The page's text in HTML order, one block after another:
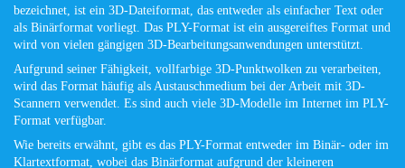
bezeichnet, ist ein 3D-Dateiformat, das entweder als einfacher Text oder
als Binärformat vorliegt. Das PLY-Format ist ein ausgereiftes Format und
wird von vielen gängigen 3D-Bearbeitungsanwendungen unterstützt.
Aufgrund seiner Fähigkeit, vollfarbige 3D-Punktwolken zu verarbeiten,
wird das Format häufig als Austauschmedium bei der Arbeit mit 3D-
Scannern verwendet. Es sind auch viele 3D-Modelle im Internet im PLY-
Format verfügbar.
Wie bereits erwähnt, gibt es das PLY-Format entweder im Binär- oder im
Klartextformat, wobei das Binärformat aufgrund der kleineren